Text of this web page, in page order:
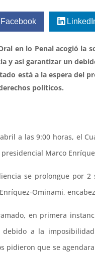
Facebook
en lo Penal acogió la
y así garantizar un
está a la espera del
políticos.
a las 9:00 horas, el
Marco
se prolongue por
Ominami,
en primera
debido a la
pidieron que se